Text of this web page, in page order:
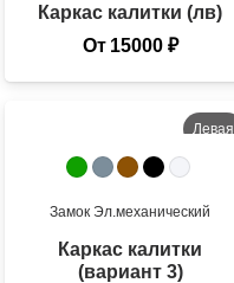
Каркас калитки (лв)
От 15000 ₽
Левая
Во двор
ЗамокЭл.механический
Каркас калитки
(вариант 3)